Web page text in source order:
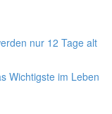
nur 12 Tage alt
Wichtigste im Leben